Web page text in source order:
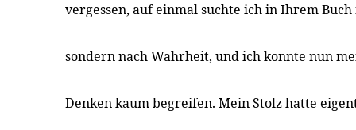
vergessen, auf einmal suchte ich in Ihrem
sondern nach Wahrheit, und ich konnte nun
Denken kaum begreifen. Mein Stolz hatte